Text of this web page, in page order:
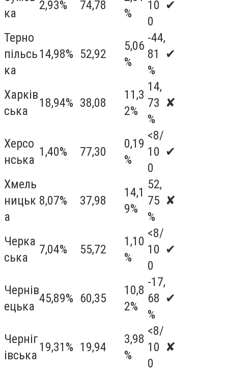
ка
2,93% 74,78
%
10
0
✔
Терно
пільсь
ка
14,98% 52,92
5,06
%
-44,
81
%
✔
Харків
ська
18,94% 38,08
11,3
2%
14,
73
%
✘
Херсо
нська
1,40% 77,30
0,19
%
<8/
10
0
✔
Хмель
ницьк
а
8,07% 37,98
14,1
9%
52,
75
%
✘
Черка
ська
7,04% 55,72
1,10
%
<8/
10
0
✔
Чернів
ецька
45,89% 60,35
10,8
2%
-17,
68
%
✔
Черніг
івська
19,31% 19,94
3,98
%
<8/
10
0
✘